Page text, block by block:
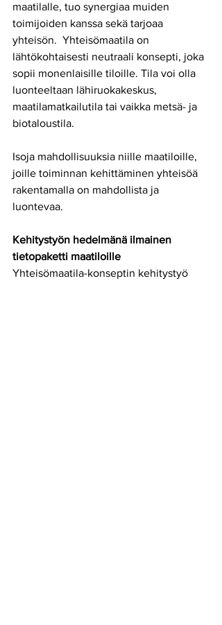
maatilalle, tuo synergiaa muiden
toimijoiden kanssa sekä tarjoaa
yhteisön.  Yhteisömaatila on
lähtökohtaisesti neutraali konsepti, joka
sopii monenlaisille tiloille. Tila voi olla
luonteeltaan lähiruokakeskus,
maatilamatkailutila tai vaikka metsä- ja
biotaloustila.
Isoja mahdollisuuksia niille maatiloille,
joille toiminnan kehittäminen yhteisöä
rakentamalla on mahdollista ja
luontevaa.
Kehitystyön hedelmänä ilmainen
tietopaketti maatiloille
Yhteisömaatila-konseptin kehitystyö